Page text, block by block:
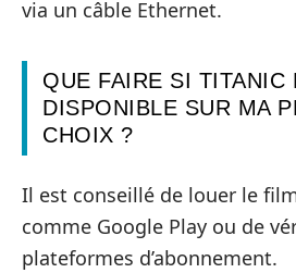
via un câble Ethernet.
QUE FAIRE SI TITANIC
DISPONIBLE SUR MA
CHOIX ?
Il est conseillé de louer le
comme Google Play ou de
plateformes d’abonnement.